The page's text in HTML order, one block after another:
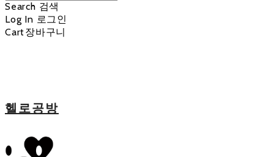
Search 검색
Log In 로그인
Cart장바구니
헬로공방